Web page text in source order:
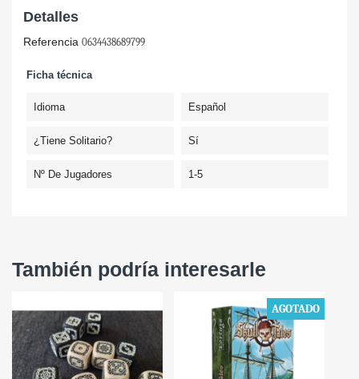
Detalles
Referencia 0634438689799
Ficha técnica
Idioma Español
¿Tiene Solitario? Sí
Nº De Jugadores 1-5
También podría interesarle
AGOTADO